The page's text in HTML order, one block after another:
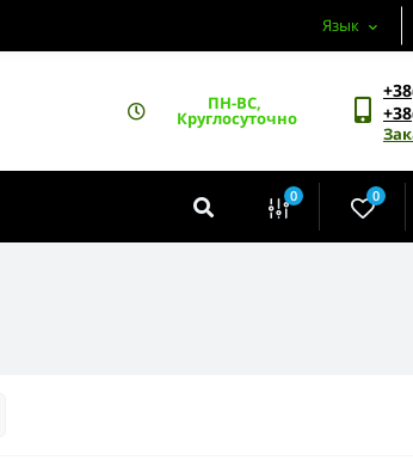
Язык
ПН-ВС,
Круглосуточно
0 0